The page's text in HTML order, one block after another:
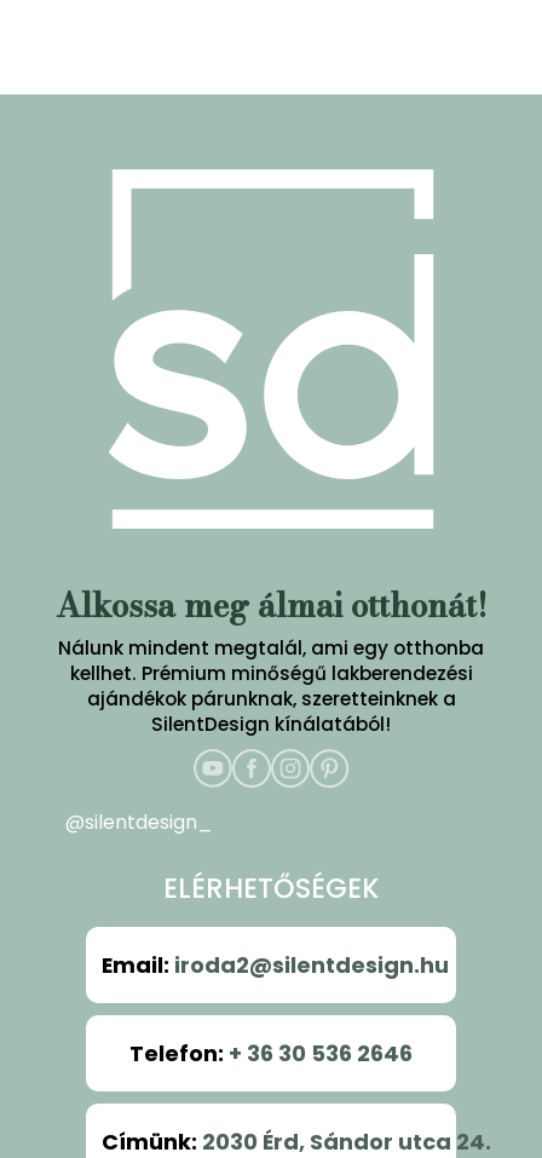
Alkossa meg álmai otthonát!
Nálunk mindent megtalál, ami egy otthonba
kellhet. Prémium minőségű lakberendezési
ajándékok párunknak, szeretteinknek a
SilentDesign kínálatából!
@silentdesign_
ELÉRHETŐSÉGEK
Email: iroda2@silentdesign.hu
Telefon: + 36 30 536 2646
Címünk: 2030 Érd, Sándor utca 24.